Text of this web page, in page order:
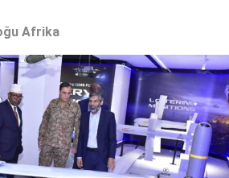
Afrika